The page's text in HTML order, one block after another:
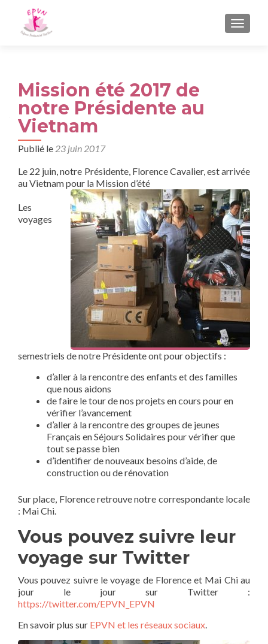
Mission été 2017 de
notre Présidente au
Vietnam
Publié le 23 juin 2017
Le 22 juin, notre Présidente, Florence Cavalier, est arrivée
au Vietnam pour la Mission d’été
Les
voyages
semestriels de notre Présidente ont pour objectifs :
d’aller à la rencontre des enfants et des familles
que nous aidons
de faire le tour de nos projets en cours pour en
vérifier l’avancement
d’aller à la rencontre des groupes de jeunes
Français en Séjours Solidaires pour vérifier que
tout se passe bien
d’identifier de nouveaux besoins d’aide, de
construction ou de rénovation
Sur place, Florence retrouve notre correspondante locale
: Mai Chi.
Vous pouvez suivre leur
voyage sur Twitter
Vous pouvez suivre le voyage de Florence et Mai Chi au
jour le jour sur Twitter :
https://twitter.com/EPVN_EPVN
En savoir plus sur EPVN et les réseaux sociaux.